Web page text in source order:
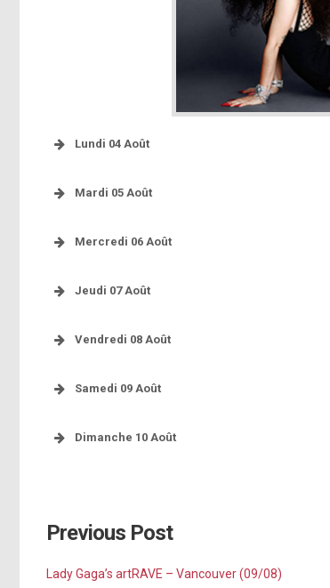
Lundi 04 Août
Mardi 05 Août
[photo]
Mercredi 06 Août
Jeudi 07 Août
Vendredi 08 Août
[photo]
Samedi 09 Août
http://instagram.com/p/rfP6DsJFJX/
Dimanche 10 Août
Previous Post
Lady Gaga’s artRAVE – Vancouver (09/08)